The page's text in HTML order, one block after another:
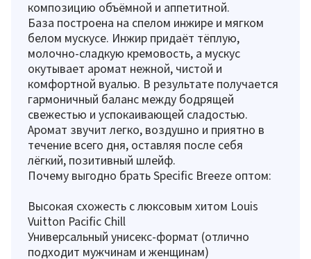
композицию объёмной и аппетитной.
База построена на спелом инжире и мягком
белом мускусе. Инжир придаёт тёплую,
молочно-сладкую кремовость, а мускус
окутывает аромат нежной, чистой и
комфортной вуалью. В результате получается
гармоничный баланс между бодрящей
свежестью и успокаивающей сладостью.
Аромат звучит легко, воздушно и приятно в
течение всего дня, оставляя после себя
лёгкий, позитивный шлейф.
Почему выгодно брать Specific Breeze оптом:
Высокая схожесть с люксовым хитом Louis
Vuitton Pacific Chill
Универсальный унисекс-формат (отлично
подходит мужчинам и женщинам)